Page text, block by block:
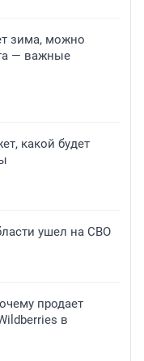
зима, можно
— важные
какой будет
ушел на СВО
продает
в